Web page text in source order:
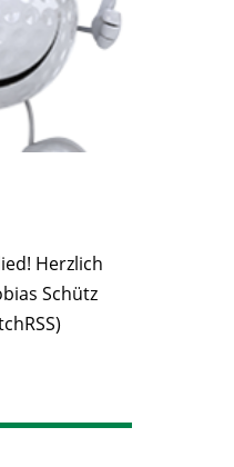
Herzlich
Schütz